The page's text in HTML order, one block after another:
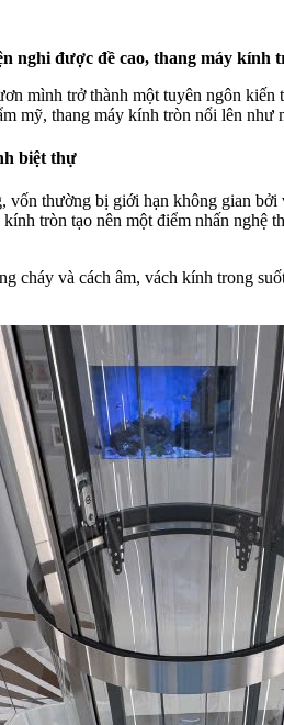
nghi được đề cao, thang máy
mình trở thành một tuyên ngôn
mỹ, thang máy kính tròn nổi lên
biệt thự
thường bị giới hạn không gian
tròn tạo nên một điểm nhấn nghệ
cháy và cách âm, vách kính trong